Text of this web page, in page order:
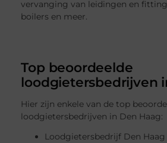
vervanging van leidingen en
boilers en meer.
Top beoordeelde
loodgietersbedrijven
Hier zijn enkele van de top
loodgietersbedrijven in Den Haag:
Loodgietersbedrijf Den Haag